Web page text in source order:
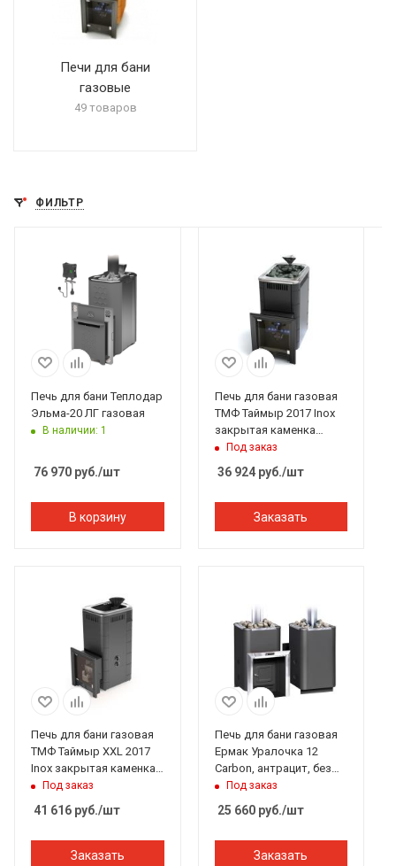
Печи для бани
газовые
49 товаров
ФИЛЬТР
Печь для бани Теплодар
Эльма-20 ЛГ газовая
В наличии: 1
76 970 руб./шт
В корзину
Печь для бани газовая
ТМФ Таймыр 2017 Inox
закрытая каменка
антрацит (без ГГУ)
Под заказ
36 924руб./шт
Заказать
Печь для бани газовая
ТМФ Таймыр XXL 2017
Inox закрытая каменка
антрацит (без ГГУ)
Под заказ
41 616 руб./шт
Заказать
Печь для бани газовая
Ермак Уралочка 12
Carbon, антрацит, без
ГГУПод заказ
25 660руб./шт
Заказать